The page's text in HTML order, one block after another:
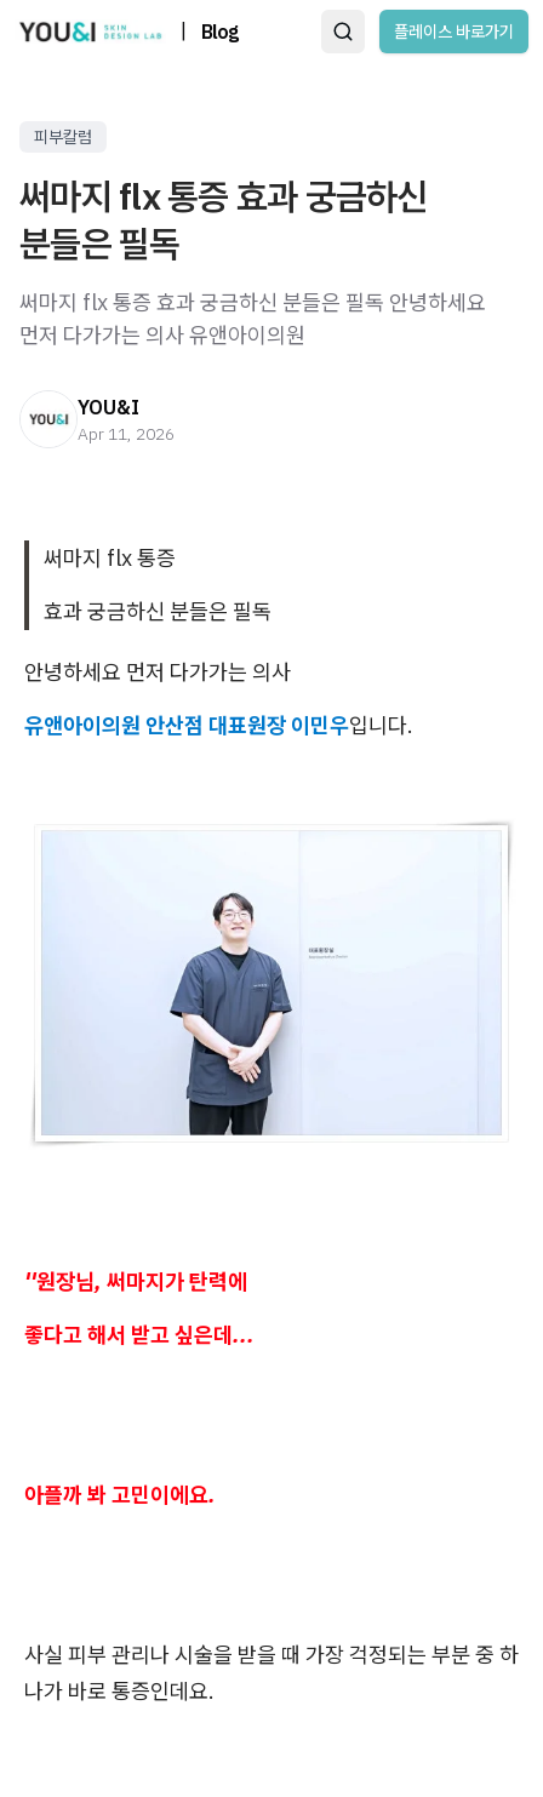
Blog 플레이스 바로가기
피부칼럼
써마지 flx 통증 효과 궁금하신
분들은 필독
써마지 flx 통증 효과 궁금하신 분들은 필독 안녕하세요
먼저 다가가는 의사 유앤아이의원
YOU&I
Apr 11, 2026
써마지 flx 통증
효과 궁금하신 분들은 필독
안녕하세요 먼저 다가가는 의사
유앤아이의원 안산점 대표원장 이민우입니다.
''원장님, 써마지가 탄력에
좋다고 해서 받고 싶은데...
아플까 봐 고민이에요.
사실 피부 관리나 시술을 받을 때 가장 걱정되는 부분 중 하
나가 바로 통증인데요.